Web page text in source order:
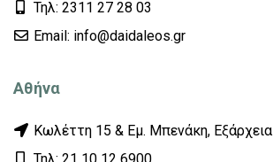
Τηλ: 2311 27 28 03
Εmail: info@daidaleos.gr
Αθήνα
Κωλέττη 15 & Εμ. Μπενάκη, Εξάρχεια